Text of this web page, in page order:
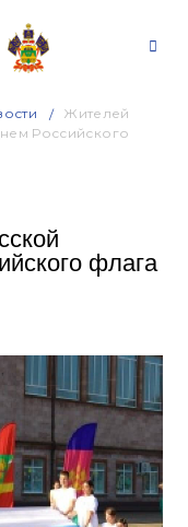
Жителей
Российского
флага